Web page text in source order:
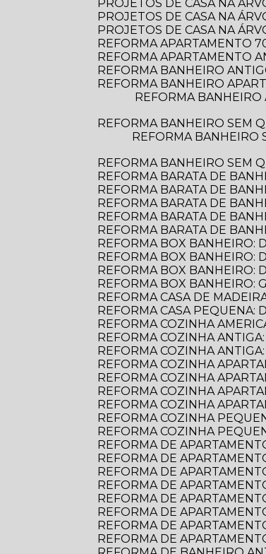
PROJETOS DE CASA NA
PROJETOS DE CASA NA
PROJETOS DE CASA NA
REFORMA APARTAMENTO
REFORMA APARTAMENTO
REFORMA BANHEIRO
REFORMA BANHEIRO
REFORMA BANHEIRO APARTAMENTO: DICAS ESSENCIAIS PARA TRANSFORMAR SEU ESPAÇO COM ESTILO E
REFORMA BANHEIRO SEM
REFORMA BANHEIRO SEM QUEBRAR: DESCUBRA COMO TRANSFORMAR SEU ESPAÇO DE FORMA PRÁTICA E
REFORMA BANHEIRO SEM
REFORMA BARATA DE
REFORMA BARATA DE
REFORMA BARATA DE
REFORMA BARATA DE
REFORMA BARATA DE
REFORMA BOX BANHEIRO:
REFORMA BOX BANHEIRO:
REFORMA BOX BANHEIRO:
REFORMA BOX BANHEIRO:
REFORMA CASA DE
REFORMA CASA PEQUENA:
REFORMA COZINHA
REFORMA COZINHA
REFORMA COZINHA
REFORMA COZINHA
REFORMA COZINHA
REFORMA COZINHA
REFORMA COZINHA
REFORMA COZINHA
REFORMA COZINHA
REFORMA DE
REFORMA DE
REFORMA DE
REFORMA DE
REFORMA DE
REFORMA DE
REFORMA DE
REFORMA DE